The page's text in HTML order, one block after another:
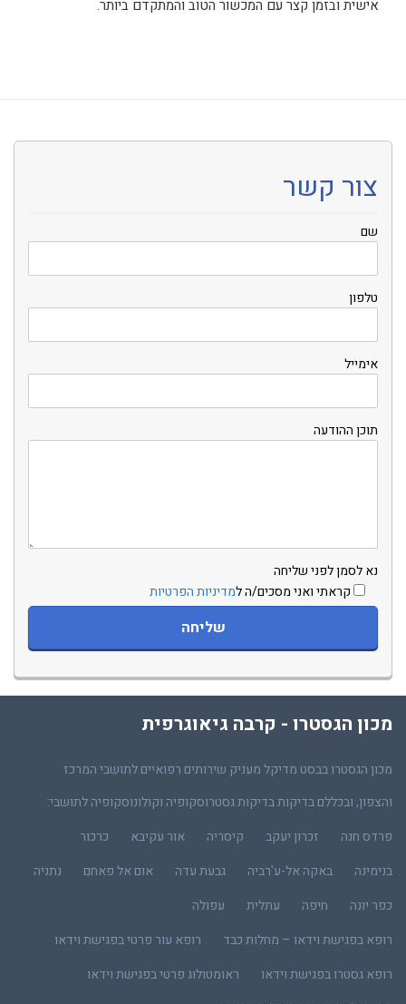
אישית ובזמן קצר עם המכשור הטוב והמתקדם ביותר.
צור קשר
שם
טלפון
אימייל
תוכן ההודעה
נא לסמן לפני שליחה
קראתי ואני מסכים/ה למדיניות הפרטיות
מכון הגסטרו - קרבה גיאוגרפית
מכון הגסטרו בבסט מדיקל מעניק שירותים רפואיים לתושבי המרכז
והצפון, ובכללם בדיקות בדיקות גסטרוסקופיה וקולונוסקופיה לתושבי:
פרדס חנה
זכרון יעקב קיסריה אור עקיבא
כרכור
בנימינה
באקה אל-ע'רביה גבעת עדה אום אל פאחם
נתניה
כפר יונה
חיפה עתלית
עפולה
רופא בפגישת וידאו – מחלות כבד
רופא עור פרטי בפגישת וידאו
רופא גסטרו בפגישת וידאו
ראומטולוג פרטי בפגישת וידאו